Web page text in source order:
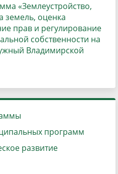
«Землеустройство,
земель, оценка
прав и регулирование
собственности на
Владимирской
программ
развитие